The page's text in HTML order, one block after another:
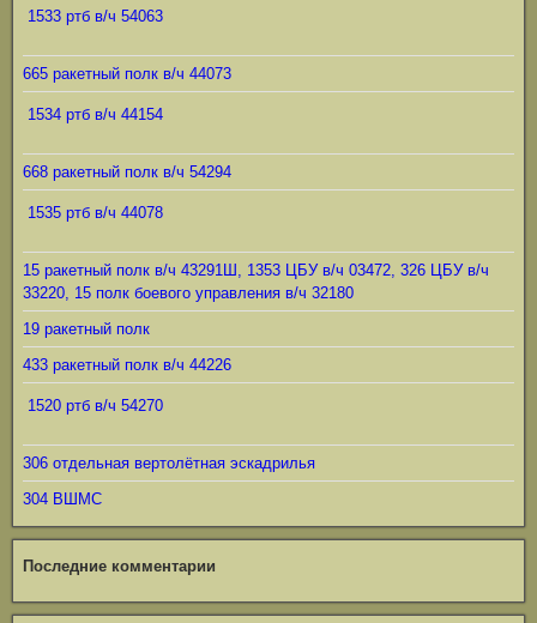
1533 ртб в/ч 54063
665 ракетный полк в/ч 44073
1534 ртб в/ч 44154
668 ракетный полк в/ч 54294
1535 ртб в/ч 44078
15 ракетный полк в/ч 43291Ш, 1353 ЦБУ в/ч 03472, 326 ЦБУ в/ч
33220, 15 полк боевого управления в/ч 32180
19 ракетный полк
433 ракетный полк в/ч 44226
1520 ртб в/ч 54270
306 отдельная вертолётная эскадрилья
304 ВШМС
Последние комментарии